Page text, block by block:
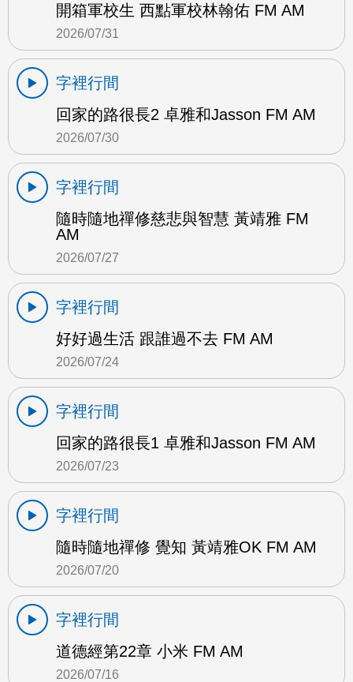
開箱軍校生 西點軍校林翰佑 FM AM
2026/07/31
字裡行間
回家的路很長2 卓雅和Jasson FM AM
2026/07/30
字裡行間
隨時隨地禪修慈悲與智慧 黃靖雅 FM
AM
2026/07/27
字裡行間
好好過生活 跟誰過不去 FM AM
2026/07/24
字裡行間
回家的路很長1 卓雅和Jasson FM AM
2026/07/23
字裡行間
隨時隨地禪修 覺知 黃靖雅OK FM AM
2026/07/20
字裡行間
道德經第22章 小米 FM AM
2026/07/16